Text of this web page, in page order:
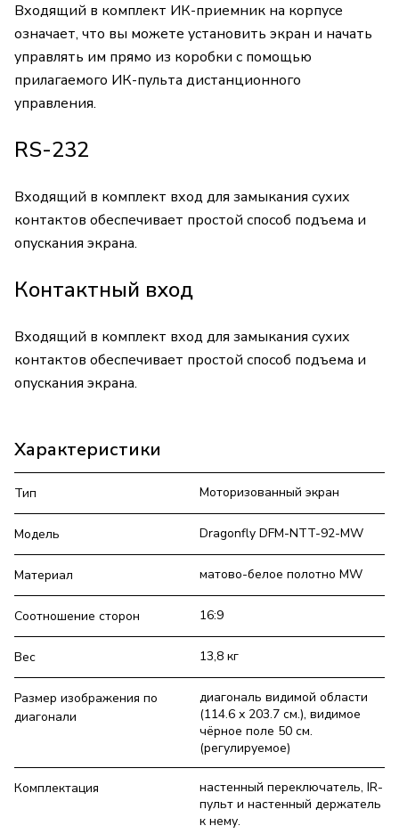
Входящий в комплект ИК-приемник на корпусе
означает, что вы можете установить экран и начать
управлять им прямо из коробки с помощью
прилагаемого ИК-пульта дистанционного
управления.
RS-232
Входящий в комплект вход для замыкания сухих
контактов обеспечивает простой способ подъема и
опускания экрана.
Контактный вход
Входящий в комплект вход для замыкания сухих
контактов обеспечивает простой способ подъема и
опускания экрана.
Характеристики
Тип Моторизованный экран
Модель Dragonfly DFM-NTT-92-MW
Материал матово-белое полотно MW
Соотношение сторон 16:9
Вес 13,8 кг
Размер изображения по
диагонали
диагональ видимой области
(114.6 х 203.7 см.), видимое
чёрное поле 50 см.
(регулируемое)
Комплектация
настенный переключатель, IR-
пульт и настенный держатель
к нему.